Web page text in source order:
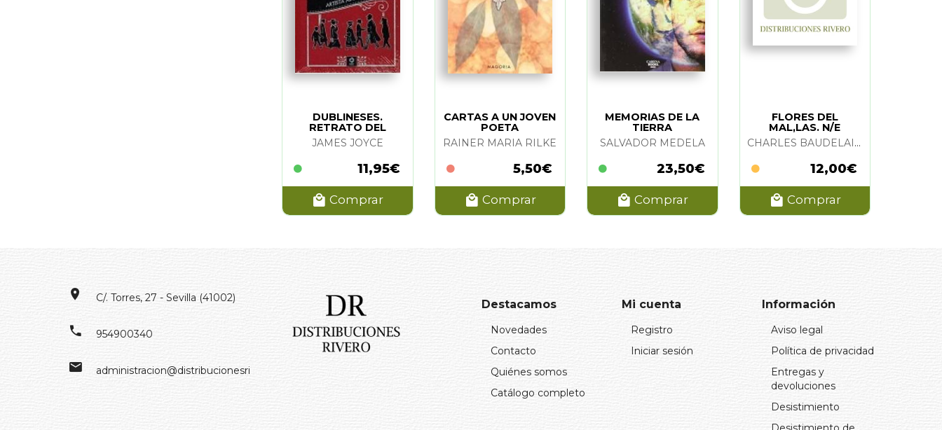
DUBLINESES.
RETRATO DEL
ARTISTA ADOL. (PIEL)
JAMES JOYCE
11,95€
Comprar
CARTAS A UN JOVEN
POETA
RAINER MARIA RILKE
5,50€
Comprar
MEMORIAS DE LA
TIERRA
SALVADOR MEDELA
23,50€
Comprar
FLORES DEL
MAL,LAS. N/E
CHARLES BAUDELAIRE
12,00€
Comprar
C/. Torres, 27 - Sevilla (41002)
954900340
administracion@distribucionesrivero.es
Destacamos
Novedades
Contacto
Quiénes somos
Catálogo completo
Mi cuenta
Registro
Iniciar sesión
Información
Aviso legal
Política de privacidad
Entregas y
devoluciones
Desistimiento